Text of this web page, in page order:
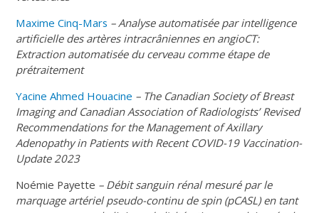
Maxime Cinq-Mars – Analyse automatisée par intelligence
artificielle des artères intracrâniennes en angioCT:
Extraction automatisée du cerveau comme étape de
prétraitement
Yacine Ahmed Houacine – The Canadian Society of Breast
Imaging and Canadian Association of Radiologists’ Revised
Recommendations for the Management of Axillary
Adenopathy in Patients with Recent COVID-19 Vaccination-
Update 2023
Noémie Payette – Débit sanguin rénal mesuré par le
marquage artériel pseudo-continu de spin (pCASL) en tant